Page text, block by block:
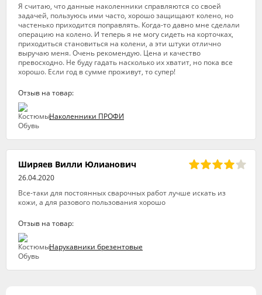
Я считаю, что данные наколенники справляются со своей
задачей, пользуюсь ими часто, хорошо защищают колено, но
частенько приходится поправлять. Когда-то давно мне сделали
операцию на колено. И теперь я не могу сидеть на корточках,
приходиться становиться на колени, а эти штуки отлично
выручаю меня. Очень рекомендую. Цена и качество
превосходно. Не буду гадать насколько их хватит, но пока все
хорошо. Если год в сумме проживут, то супер!
Отзыв на товар:
Наколенники ПРОФИ
Ширяев Вилли Юлианович
26.04.2020
Все-таки для постоянных сварочных работ лучше искать из
кожи, а для разового пользования хорошо
Отзыв на товар:
Нарукавники брезентовые